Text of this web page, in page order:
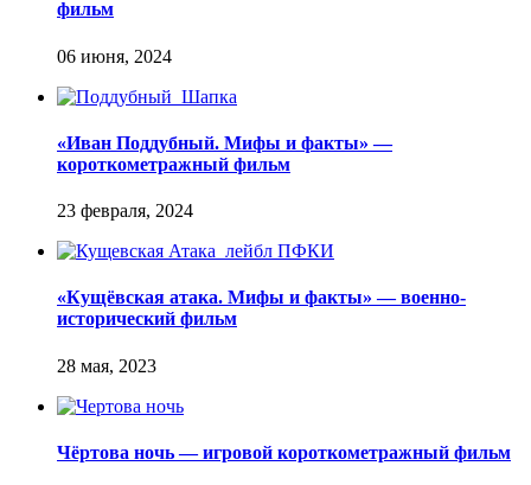
фильм
«Иван Поддубный. Мифы и факты» —
короткометражный фильм
«Кущёвская атака. Мифы и факты» — военно-
исторический фильм
Чёртова ночь — игровой короткометражный фильм